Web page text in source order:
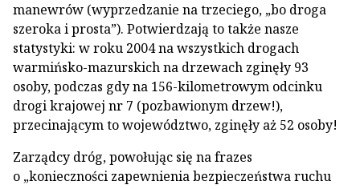
manewrów (wyprzedzanie na trzeciego, „bo droga
szeroka i prosta”). Potwierdzają to także nasze
statystyki: w roku 2004 na wszystkich drogach
warmińsko-mazurskich na drzewach zginęły 93
osoby, podczas gdy na 156-kilometrowym odcinku
drogi krajowej nr 7 (pozbawionym drzew!),
przecinającym to województwo, zginęły aż 52 osoby!
Zarządcy dróg, powołując się na frazes
o „konieczności zapewnienia bezpieczeństwa ruchu